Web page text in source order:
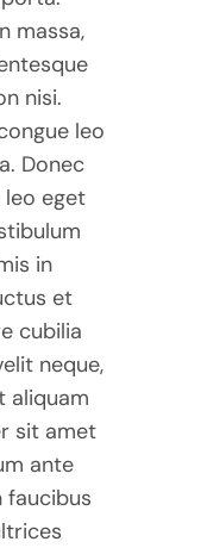
$30.00
massa,
nisi.
leo
Donec
eget
in
et
cubilia
neque,
aliquam
sit amet
ante
faucibus